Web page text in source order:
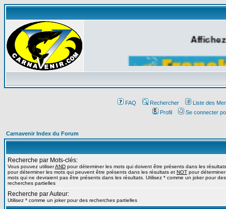
FAQ Rechercher
Liste des
Profil
Se connecter
Carnavenir Index du Forum
Recherche par Mots-clés:
Vous pouvez utiliserAND pour déterminer les mots qui doivent être présents dans les
pour déterminer les mots qui peuvent être présents dans les résultats et NOT pour
mots qui ne devraient pas être présents dans les résultats. Utilisez * comme un joker pour des
recherches partielles
Recherche par Auteur:
Utilisez * comme un joker pour des recherches partielles